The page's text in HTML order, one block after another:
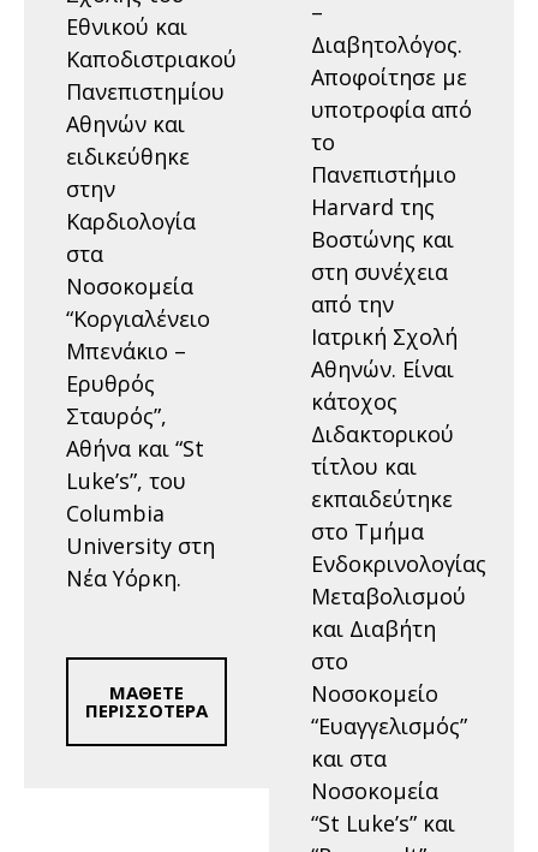
Εθνικού και
Καποδιστριακού
Πανεπιστημίου
Αθηνών και
ειδικεύθηκε
στην
Καρδιολογία
στα
Nοσοκομεία
“Κοργιαλένειο
Μπενάκιο –
Ερυθρός
Σταυρός”,
Αθήνα και “St
Luke’s”, του
Columbia
University στη
Νέα Υόρκη.
ΜΑΘΕΤΕ
ΠΕΡΙΣΣΟΤΕΡΑ
–
Διαβητολόγος.
Αποφοίτησε με
υποτροφία από
το
Πανεπιστήμιο
Harvard της
Βοστώνης και
στη συνέχεια
από την
Ιατρική Σχολή
Αθηνών. Είναι
κάτοχος
Διδακτορικού
τίτλου και
εκπαιδεύτηκε
στο Τμήμα
Ενδοκρινολογίας
Μεταβολισμού
και Διαβήτη
στο
Νοσοκομείο
“Ευαγγελισμός”
και στα
Νοσοκομεία
“St Luke’s” και